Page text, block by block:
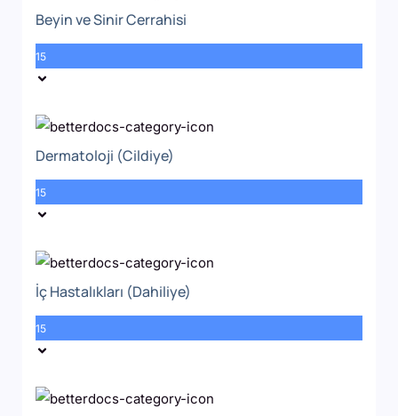
Beyin ve Sinir Cerrahisi
15
Dermatoloji (Cildiye)
15
İç Hastalıkları (Dahiliye)
15